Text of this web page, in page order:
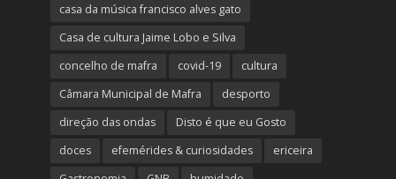
casa da música francisco alves gato
Casa de cultura Jaime Lobo e Silva
concelho de mafra
covid-19
cultura
Câmara Municipal de Mafra
desporto
direção das ondas
Disto é que eu Gosto
doces
efemérides & curiosidades
ericeira